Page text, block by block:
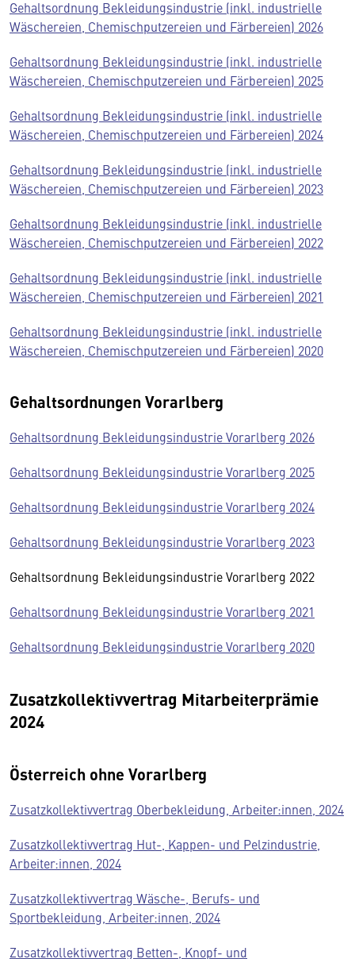
Gehaltsordnung Bekleidungsindustrie (inkl. industrielle
Wäschereien, Chemischputzereien und Färbereien) 2026
Gehaltsordnung Bekleidungsindustrie (inkl. industrielle
Wäschereien, Chemischputzereien und Färbereien) 2025
Gehaltsordnung Bekleidungsindustrie (inkl. industrielle
Wäschereien, Chemischputzereien und Färbereien) 2024
Gehaltsordnung Bekleidungsindustrie (inkl. industrielle
Wäschereien, Chemischputzereien und Färbereien) 2023
Gehaltsordnung Bekleidungsindustrie (inkl. industrielle
Wäschereien, Chemischputzereien und Färbereien) 2022
Gehaltsordnung Bekleidungsindustrie (inkl. industrielle
Wäschereien, Chemischputzereien und Färbereien) 2021
Gehaltsordnung Bekleidungsindustrie (inkl. industrielle
Wäschereien, Chemischputzereien und Färbereien) 2020
Gehaltsordnungen Vorarlberg
Gehaltsordnung Bekleidungsindustrie Vorarlberg 2026
Gehaltsordnung Bekleidungsindustrie Vorarlberg 2025
Gehaltsordnung Bekleidungsindustrie Vorarlberg 2024
Gehaltsordnung Bekleidungsindustrie Vorarlberg 2023
Gehaltsordnung Bekleidungsindustrie Vorarlberg 2022
Gehaltsordnung Bekleidungsindustrie Vorarlberg 2021
Gehaltsordnung Bekleidungsindustrie Vorarlberg 2020
Zusatzkollektivvertrag Mitarbeiterprämie
2024
Österreich ohne Vorarlberg
Zusatzkollektivvertrag Oberbekleidung, Arbeiter:innen, 2024
Zusatzkollektivvertrag Hut-, Kappen- und Pelzindustrie,
Arbeiter:innen, 2024
Zusatzkollektivvertrag Wäsche-, Berufs- und
Sportbekleidung, Arbeiter:innen, 2024
Zusatzkollektivvertrag Betten-, Knopf- und